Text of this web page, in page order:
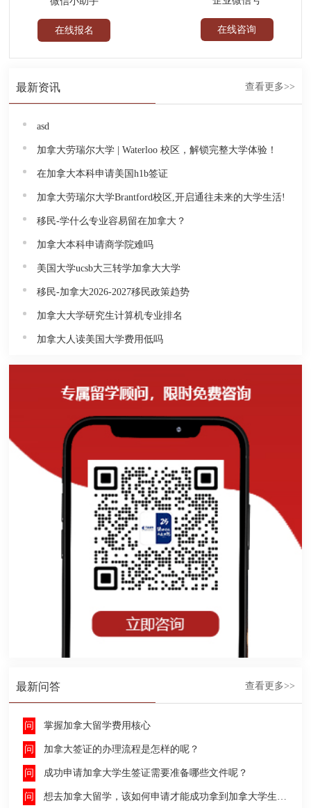
在线报名 在线咨询
最新资讯 查看更多>>
asd
加拿大劳瑞尔大学 | Waterloo 校区，解锁完整大学体验！
在加拿大本科申请美国h1b签证
加拿大劳瑞尔大学Brantford校区,开启通往未来的大学生活!
移民-学什么专业容易留在加拿大？
加拿大本科申请商学院难吗
美国大学ucsb大三转学加拿大大学
移民-加拿大2026-2027移民政策趋势
加拿大大学研究生计算机专业排名
加拿大人读美国大学费用低吗
最新问答 查看更多>>
掌握加拿大留学费用核心
加拿大签证的办理流程是怎样的呢？
成功申请加拿大学生签证需要准备哪些文件呢？
想去加拿大留学，该如何申请才能成功拿到加拿大学生签证呢？